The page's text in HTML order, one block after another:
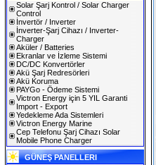
Solar Şarj Kontrol / Solar Charger
Control
İnvertör / Inverter
İnverter-Şarj Cihazı / Inverter-
Charger
Aküler / Batteries
Ekranlar ve İzleme Sistemi
DC/DC Konvertörler
Akü Şarj Redresörleri
Akü Koruma
PAYGo - Ödeme Sistemi
Victron Energy için 5 YIL Garanti
Import - Export
Yedekleme Ada Sistemleri
Victron Energy Marine
Cep Telefonu Şarj Cihazı Solar
Mobile Phone Charger
GÜNEŞ PANELLERI